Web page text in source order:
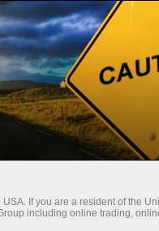
à
If you are a resident of the
including online trading,